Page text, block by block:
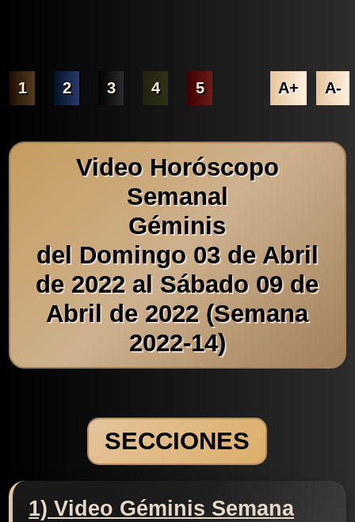
1 2 3 4 5 A+ A-
Video Horóscopo
Semanal
Géminis
del Domingo 03 de Abril
de 2022 al Sábado 09 de
Abril de 2022 (Semana
2022-14)
SECCIONES
1) Video Géminis Semana